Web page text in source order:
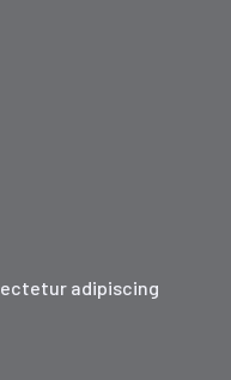
adipiscing